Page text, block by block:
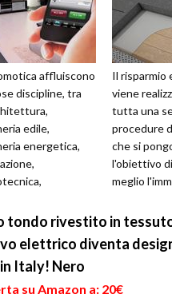
affluiscono
discipline, tra
edile,
energetica,
Come
Il risparmio
viene
tutta una
procedure
che si
l'obiettivo
meglio
la ven...
tondo rivestito in
elettrico diventa
Italy! Nero
su Amazon a: 20€